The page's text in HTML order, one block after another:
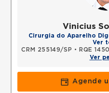
Vinicius
Cirurgia do Aparelho
Ver
CRM 255149/SP • RQE
Ver
Agende